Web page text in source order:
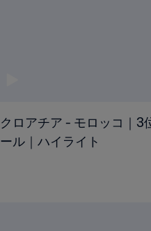
クロアチア - モロッコ｜3
ール｜ハイライト